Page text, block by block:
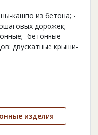
кашпо из бетона; -
дорожек; -
бетонные
двускатные крыши-
изделия